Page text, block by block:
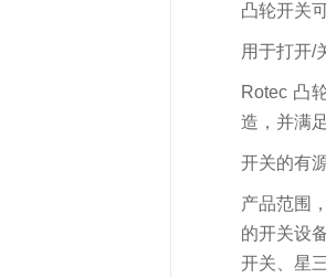
凸轮开关
用于打开/
Rotec 凸
造，并满
开关的有
产品范围
的开关设
开关、星